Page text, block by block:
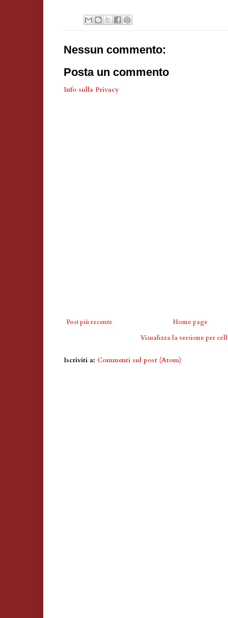
Nessun commento:
Posta un commento
Info sulla Privacy
Post più recente
Home page
Visualizza la versione per
Iscriviti a: Commenti sul post (Atom)